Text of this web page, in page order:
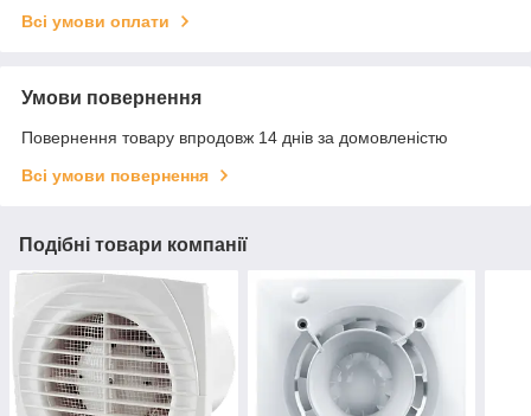
Всі умови оплати
Умови повернення
Повернення товару впродовж 14 днів за домовленістю
Всі умови повернення
Подібні товари компанії